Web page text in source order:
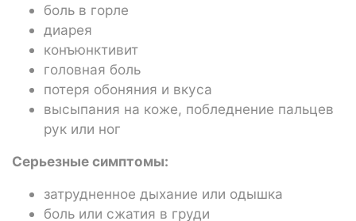
боль в горле
диарея
конъюнктивит
головная боль
потеря обоняния и вкуса
высыпания на коже, побледнение пальцев
рук или ног
Серьезные симптомы:
затрудненное дыхание или одышка
боль или сжатия в груди